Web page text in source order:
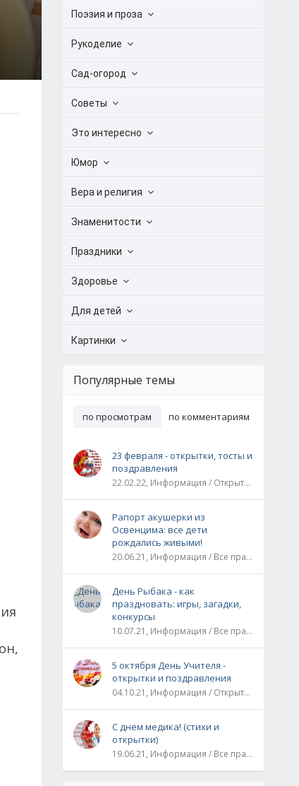
Поэзия и проза
Рукоделие
Сад-огород
Советы
Это интересно
Юмор
Вера и религия
Знаменитости
Праздники
Здоровье
Для детей
Картинки
Популярные темы
по просмотрам по комментариям
23 февраля - открытки, тосты и
поздравления
22.02.22, Информация / Открытки / Все праздники
Рапорт акушерки из
Освенцима: все дети
рождались живыми!
20.06.21, Информация / Все праздники / Рассказы и истории
День Рыбака - как
праздновать: игры, загадки,
конкурсы
10.07.21, Информация / Все праздники
5 октября День Учителя -
открытки и поздравления
04.10.21, Информация / Открытки / Все праздники
С днем медика! (стихи и
открытки)
19.06.21, Информация / Все праздники